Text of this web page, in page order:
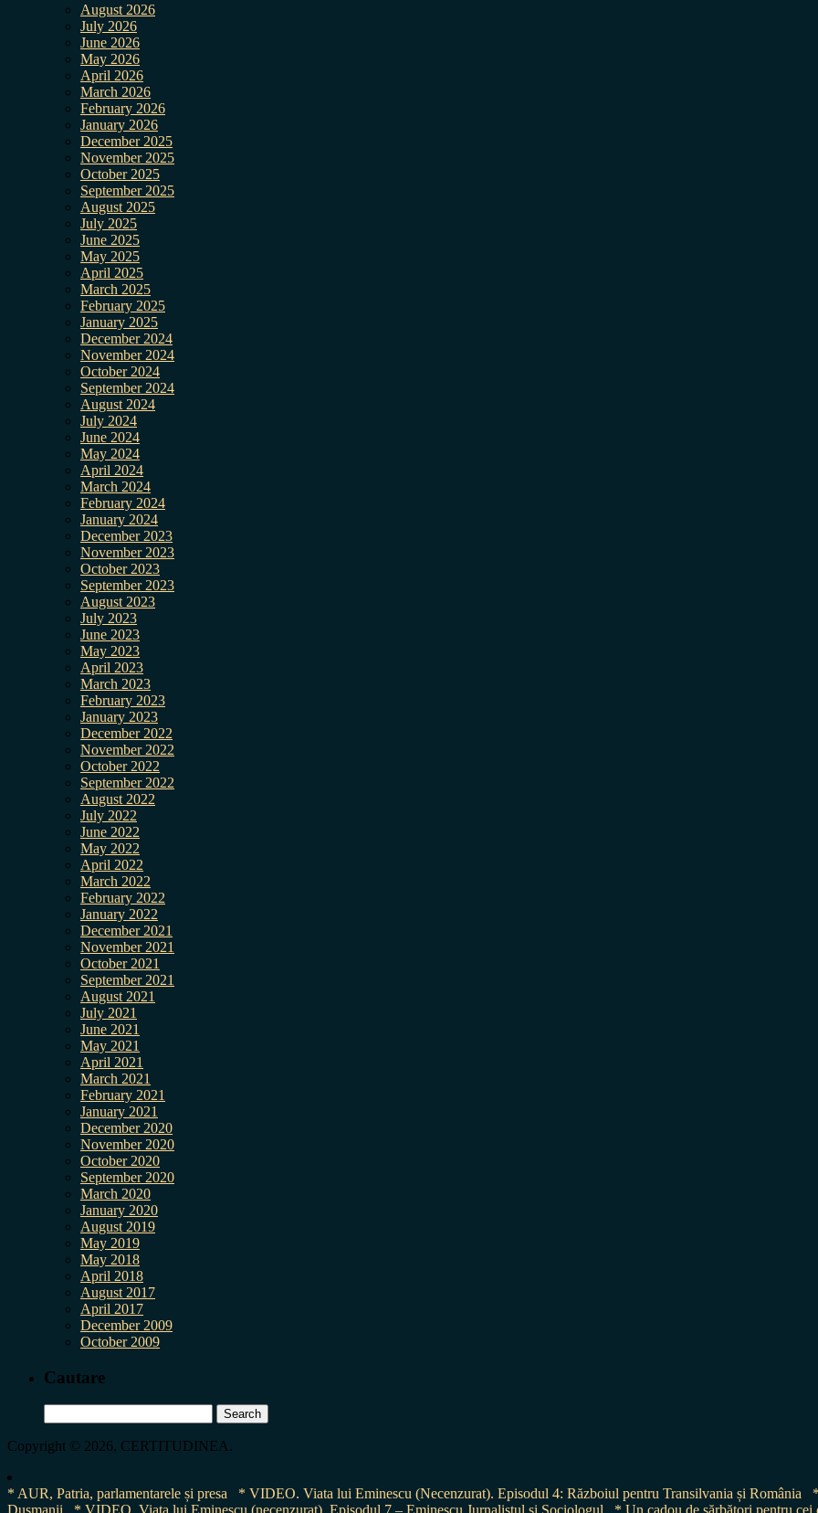
August 2026
July 2026
June 2026
May 2026
April 2026
March 2026
February 2026
January 2026
December 2025
November 2025
October 2025
September 2025
August 2025
July 2025
June 2025
May 2025
April 2025
March 2025
February 2025
January 2025
December 2024
November 2024
October 2024
September 2024
August 2024
July 2024
June 2024
May 2024
April 2024
March 2024
February 2024
January 2024
December 2023
November 2023
October 2023
September 2023
August 2023
July 2023
June 2023
May 2023
April 2023
March 2023
February 2023
January 2023
December 2022
November 2022
October 2022
September 2022
August 2022
July 2022
June 2022
May 2022
April 2022
March 2022
February 2022
January 2022
December 2021
November 2021
October 2021
September 2021
August 2021
July 2021
June 2021
May 2021
April 2021
March 2021
February 2021
January 2021
December 2020
November 2020
October 2020
September 2020
March 2020
January 2020
August 2019
May 2019
May 2018
April 2018
August 2017
April 2017
December 2009
October 2009
Cautare
for:
Copyright © 2026, CERTITUDINEA.
* AUR, Patria, parlamentarele și presa * VIDEO. Viata lui Eminescu (Necenzurat). Episodul 4: Războiul pentru Transilvania și România